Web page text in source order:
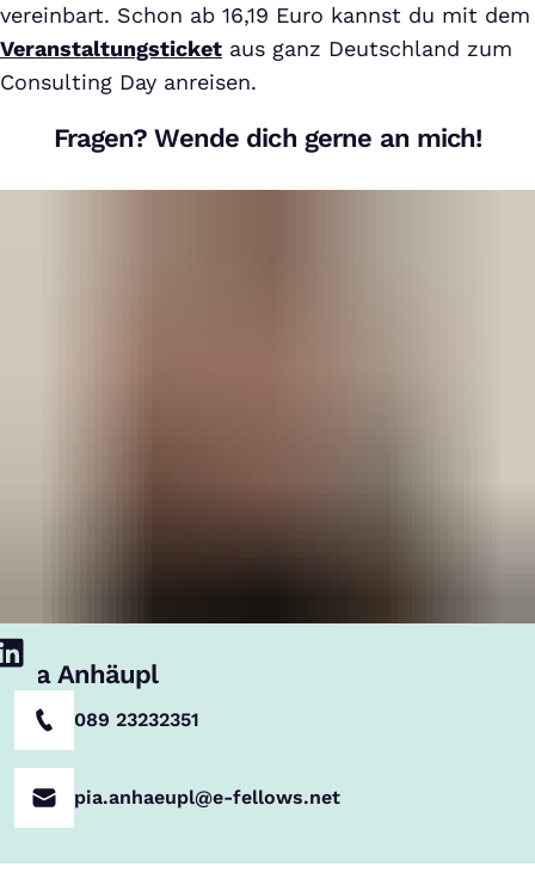
vereinbart. Schon ab 16,19 Euro kannst du mit dem
Veranstaltungsticket aus ganz Deutschland zum
Consulting Day anreisen.
Fragen? Wende dich gerne an mich!
Pia Anhäupl
089 23232351
pia.anhaeupl@e-fellows.net